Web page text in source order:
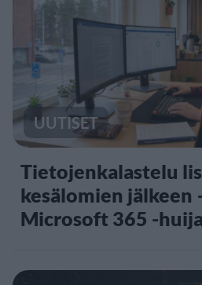
UUTISET
Tietojenkalastelu
kesälomien jälkeen
Microsoft 365 -